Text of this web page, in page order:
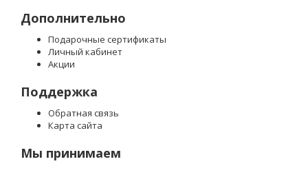
Дополнительно
Подарочные сертификаты
Личный кабинет
Акции
Поддержка
Обратная связь
Карта сайта
Мы принимаем